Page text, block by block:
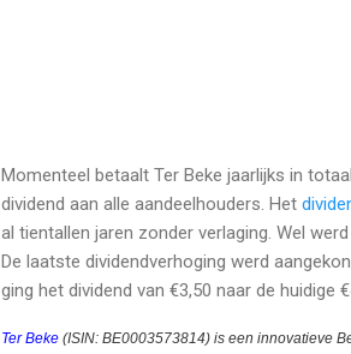
Momenteel betaalt Ter Beke jaarlijks in
dividend aan alle aandeelhouders. Het
al tientallen jaren zonder verlaging. Wel
De laatste dividendverhoging werd
ging het dividend van €3,50 naar de huidige
Ter Beke (ISIN: BE0003573814) is een innovatieve